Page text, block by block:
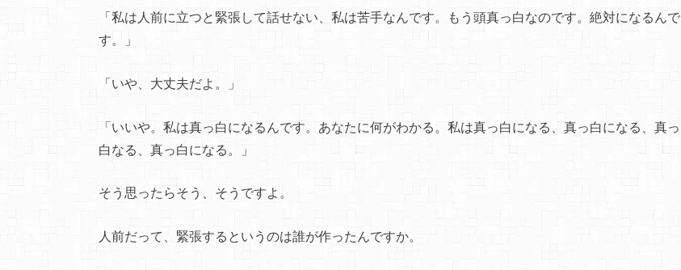
「私は人前に立つと緊張して話せない、私は苦手なんです。もう頭真っ白なのです。絶対になるんで
す。」
「いや、大丈夫だよ。」
「いいや。私は真っ白になるんです。あなたに何がわかる。私は真っ白になる、真っ白になる、真っ
白なる、真っ白になる。」
そう思ったらそう、そうですよ。
人前だって、緊張するというのは誰が作ったんですか。